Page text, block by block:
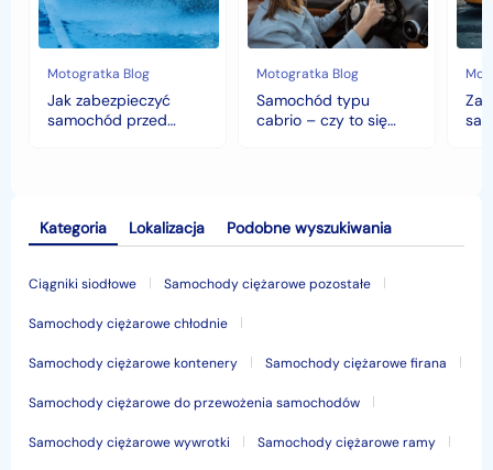
chłodami
i
deszczem?
Motogratka Blog
Jak zabezpieczyć
samochód przed
to
się
opłaca
w
polskim
klimacie?
Motogratka Blog
Samochód typu
cabrio – czy to się
Kategoria
Ciągniki siodłowe Samochody ciężarowe pozostałe
Samochody ciężarowe chłodnie
Samochody ciężarowe kontenery Samochody ciężarowe firana
Samochody ciężarowe do przewożenia samochodów
Samochody ciężarowe wywrotki Samochody ciężarowe ramy
Lokalizacja Podobne wyszukiwania